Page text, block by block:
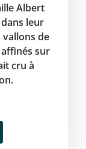
Albert
leur
de
affinés sur
cru à